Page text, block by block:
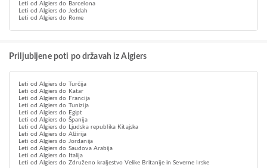
Leti od Algiers do Barcelona
Leti od Algiers do Jeddah
Leti od Algiers do Rome
Priljubljene poti po državah iz Algiers
Leti od Algiers do Turčija
Leti od Algiers do Katar
Leti od Algiers do Francija
Leti od Algiers do Tunizija
Leti od Algiers do Egipt
Leti od Algiers do Španija
Leti od Algiers do Ljudska republika Kitajska
Leti od Algiers do Alžirija
Leti od Algiers do Jordanija
Leti od Algiers do Saudova Arabija
Leti od Algiers do Italija
Leti od Algiers do Združeno kraljestvo Velike Britanije in Severne Irske